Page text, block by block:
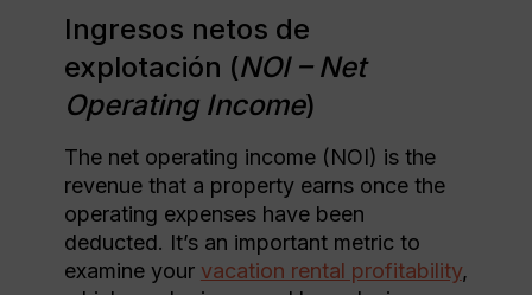
Ingresos netos de
explotación (NOI – Net
Operating Income)
The net operating income (NOI) is the
revenue that a property earns once the
operating expenses have been
deducted. It’s an important metric to
examine your vacation rental profitability,